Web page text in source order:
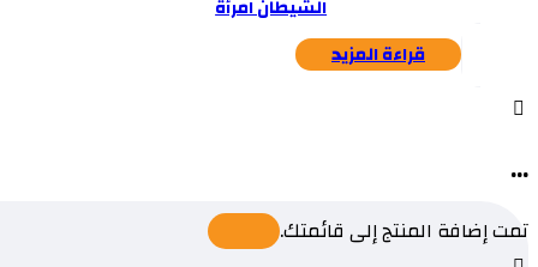
الشيطان امرأة
قراءة المزيد
...
تمت إضافة المنتج إلى قائمتك.